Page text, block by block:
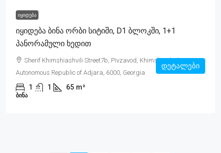
ᲘᲧᲘᲓᲔᲑᲐ
Იყიდება Ბინა Ორბი Სიტიში, D1 Ბლოკში, 1+1
Პანორამული Ხედით
Sherif Khimshiashvili Street7b, Pivzavod, Khimshiashvili, Batumi,
Autonomous Republic of Adjara, 6000, Georgia
1 1 65 m²
ᲑᲘᲜᲐ
დეტალები